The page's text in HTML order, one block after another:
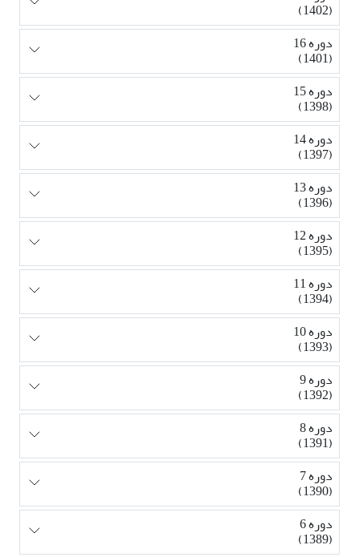
(1402)
دوره 16
(1401)
دوره 15
(1398)
دوره 14
(1397)
دوره 13
(1396)
دوره 12
(1395)
دوره 11
(1394)
دوره 10
(1393)
دوره 9
(1392)
دوره 8
(1391)
دوره 7
(1390)
دوره 6
(1389)